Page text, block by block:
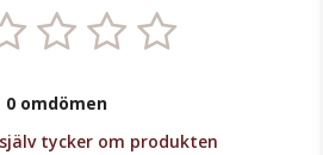
0 omdömen
tycker om produkten